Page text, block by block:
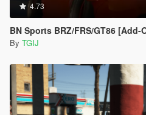
4.73
BN Sports BRZ/FRS/GT86 [Add-
By TGIJ